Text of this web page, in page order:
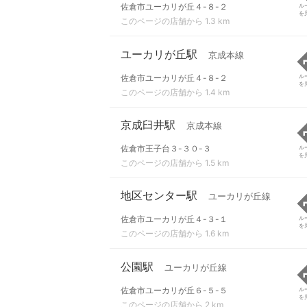
佐倉市ユーカリが丘４-８-２
このページの店舗から 1.3 km
ル
を
ユーカリが丘駅 京成本線
佐倉市ユーカリが丘４-８-２
このページの店舗から 1.4 km
ル
を
京成臼井駅 京成本線
佐倉市王子台３-３０-３
このページの店舗から 1.5 km
ル
を
地区センター駅 ユーカリが丘線
佐倉市ユーカリが丘４-３-１
このページの店舗から 1.6 km
ル
を
公園駅 ユーカリが丘線
佐倉市ユーカリが丘６-５-５
このページの店舗から 2 km
ル
を